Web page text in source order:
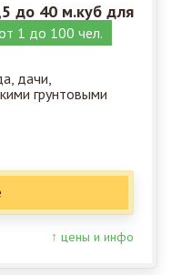
до 40 м.куб для
1 до 100 чел.
дачи,
грунтовыми
↑ цены и инфо